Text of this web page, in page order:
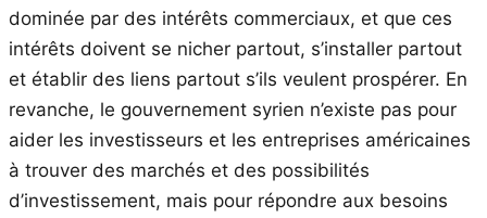
dominée par des intérêts commerciaux, et que ces
intérêts doivent se nicher partout, s’installer partout
et établir des liens partout s’ils veulent prospérer. En
revanche, le gouvernement syrien n’existe pas pour
aider les investisseurs et les entreprises américaines
à trouver des marchés et des possibilités
d’investissement, mais pour répondre aux besoins